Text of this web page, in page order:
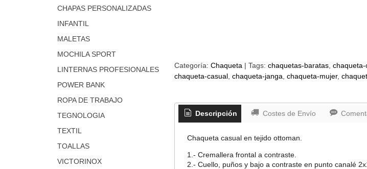
CHAPAS PERSONALIZADAS
INFANTIL
MALETAS
MOCHILA SPORT
LINTERNAS PROFESIONALES
POWER BANK
ROPA DE TRABAJO
TEGNOLOGIA
TEXTIL
TOALLAS
VICTORINOX
Categoría: Chaqueta | Tags: chaquetas-baratas
chaqueta-casual chaqueta-janga chaqueta-mujer
Descripción Costes de Envío
Chaqueta casual en tejido ottoman.
1.- Cremallera frontal a contraste.
2.- Cuello, puños y bajo a contraste en punto canalé